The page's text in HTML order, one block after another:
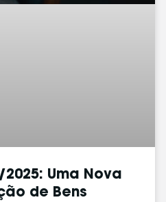
Uma Nova
de Bens